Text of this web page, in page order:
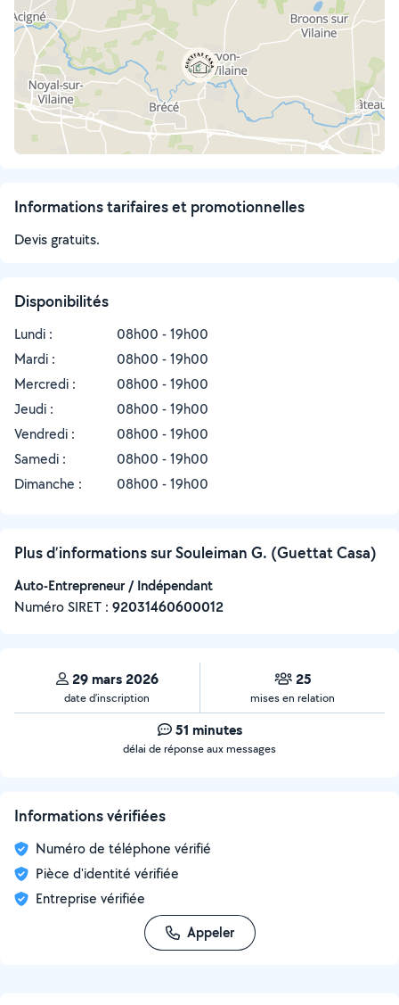
Informations tarifaires et promotionnelles
Devis gratuits.
Disponibilités
Lundi :
08h00 - 19h00
Mardi :
08h00 - 19h00
Mercredi :
08h00 - 19h00
Jeudi :
08h00 - 19h00
Vendredi :
08h00 - 19h00
Samedi :
08h00 - 19h00
Dimanche :
08h00 - 19h00
Plus d’informations sur Souleiman G. (Guettat Casa)
Auto-Entrepreneur / Indépendant
Numéro SIRET : ‍92031460600012
29 mars 2026
date d’inscription
25
mises en relation
51 minutes
délai de réponse aux messages
Informations vérifiées
Numéro de téléphone vérifié
Pièce d'identité vérifiée
Entreprise vérifiée
Appeler